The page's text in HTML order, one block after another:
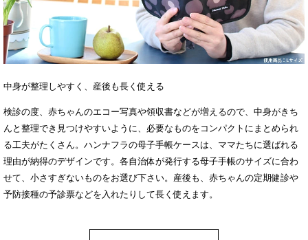
中身が整理しやすく、産後も長く使える
検診の度、赤ちゃんのエコー写真や領収書などが増えるので、中身がきち
んと整理でき見つけやすいように、必要なものをコンパクトにまとめられ
る工夫がたくさん。ハンナフラの母子手帳ケースは、ママたちに選ばれる
理由が納得のデザインです。各自治体が発行する母子手帳のサイズに合わ
せて、小さすぎないものをお選び下さい。産後も、赤ちゃんの定期健診や
予防接種の予診票などを入れたりして長く使えます。